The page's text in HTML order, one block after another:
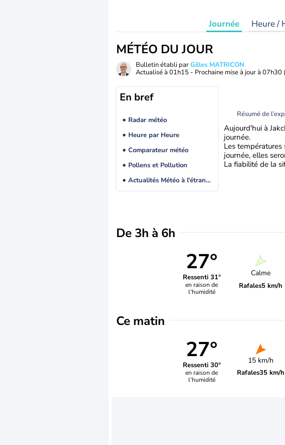
Journée Heure /
MÉTÉO DU JOUR
Bulletin établi parGilles MATRICON
Actualisé à 01h15 - Prochaine mise à jour à 07h30
En bref
Radar météo
Heure par Heure
Comparateur météo
Pollens et Pollution
Actualités Météo à l'étranger
Résumé de
Aujourd'hui à
journée.
Les températures
journée, elles
La fiabilité de la
De 3h à 6h
27°
Ressenti 31°
en raison de
l'humidité
Calme
Rafales5 km/h
Ce matin
27°
Ressenti 30°
en raison de
l'humidité
15 km/h
Rafales35 km/h